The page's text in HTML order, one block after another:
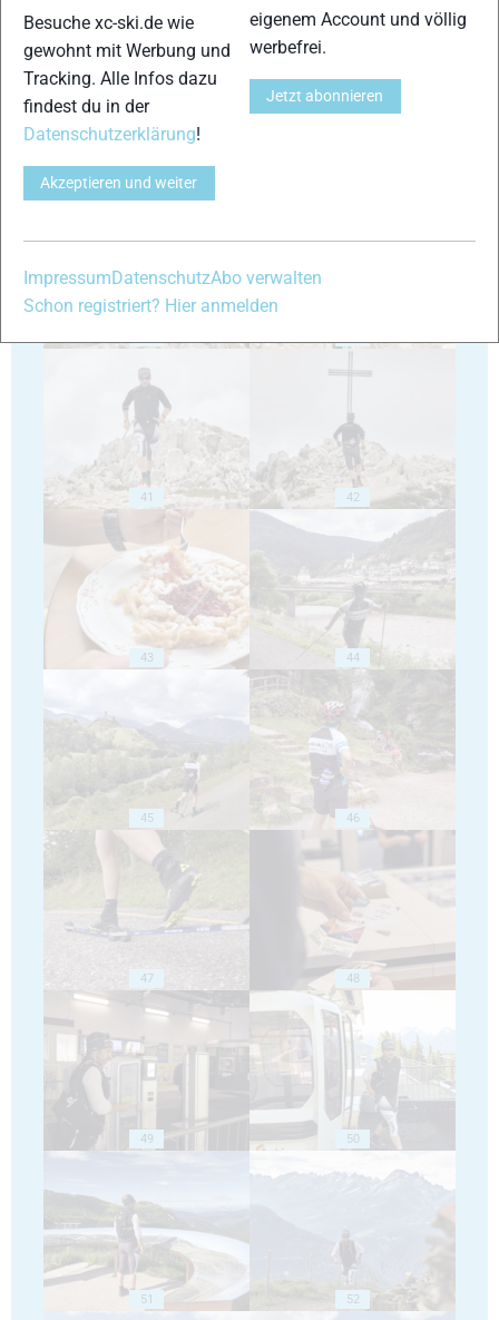
35 36
37
41 42
43 44
45 46
47 48
49 50
51 52
Besuche xc-ski.de wie
gewohnt mit Werbung und
Tracking. Alle Infos dazu
findest du in der
Datenschutzerklärung!
Akzeptieren und weiter
eigenem Account und völlig
werbefrei.
Jetzt abonnieren
ImpressumDatenschutzAbo verwalten
Schon registriert? Hier anmelden